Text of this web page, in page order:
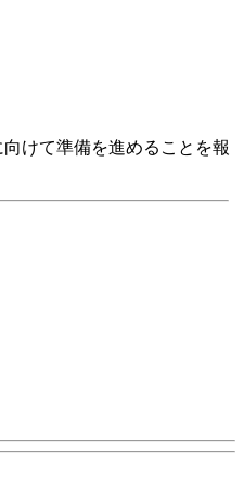
けて準備を進めることを報